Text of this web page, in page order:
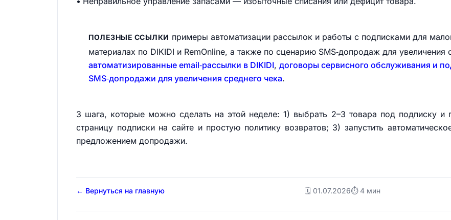
ПОЛЕЗНЫЕ ССЫЛКИ примеры автоматизации рассылок и работы с подписками для
материалах по DIKIDI и RemOnline, а также по сценарию SMS‑допродаж для увеличения
автоматизированные email‑рассылки в DIKIDI, договоры сервисного обслуживания и
SMS‑допродажи для увеличения среднего чека.
3 шага, которые можно сделать на этой неделе: 1) выбрать 2–3 товара под подписку и
страницу подписки на сайте и простую политику возвратов; 3) запустить
предложением допродажи.
← Вернуться на главную 🗓️ 01.07.2026⏱ 4 мин